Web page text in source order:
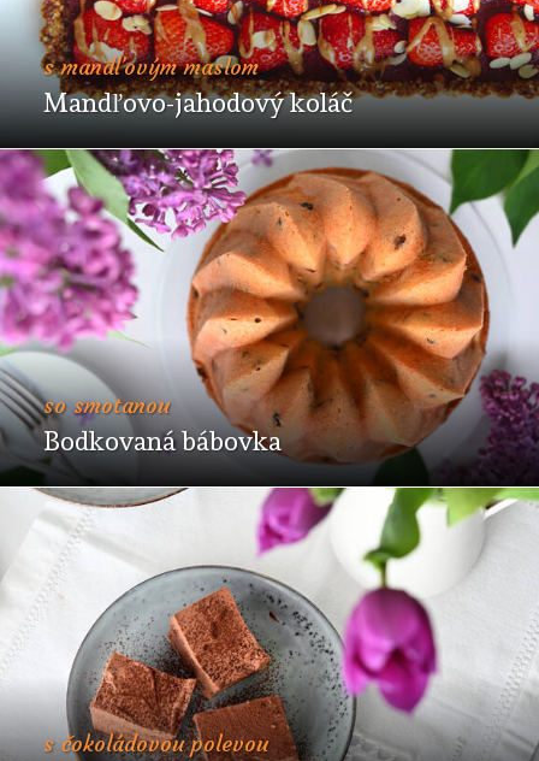
s mandľovým maslom
Mandľovo-jahodový koláč
so smotanou
Bodkovaná bábovka
s čokoládovou polevou